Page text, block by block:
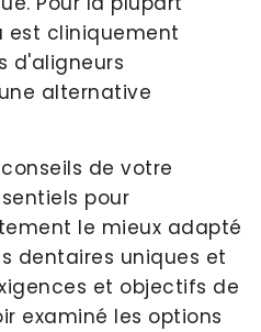
est cliniquement
d'aligneurs
alternative
de votre
pour
le mieux adapté
dentaires uniques et
et objectifs de
examiné les options